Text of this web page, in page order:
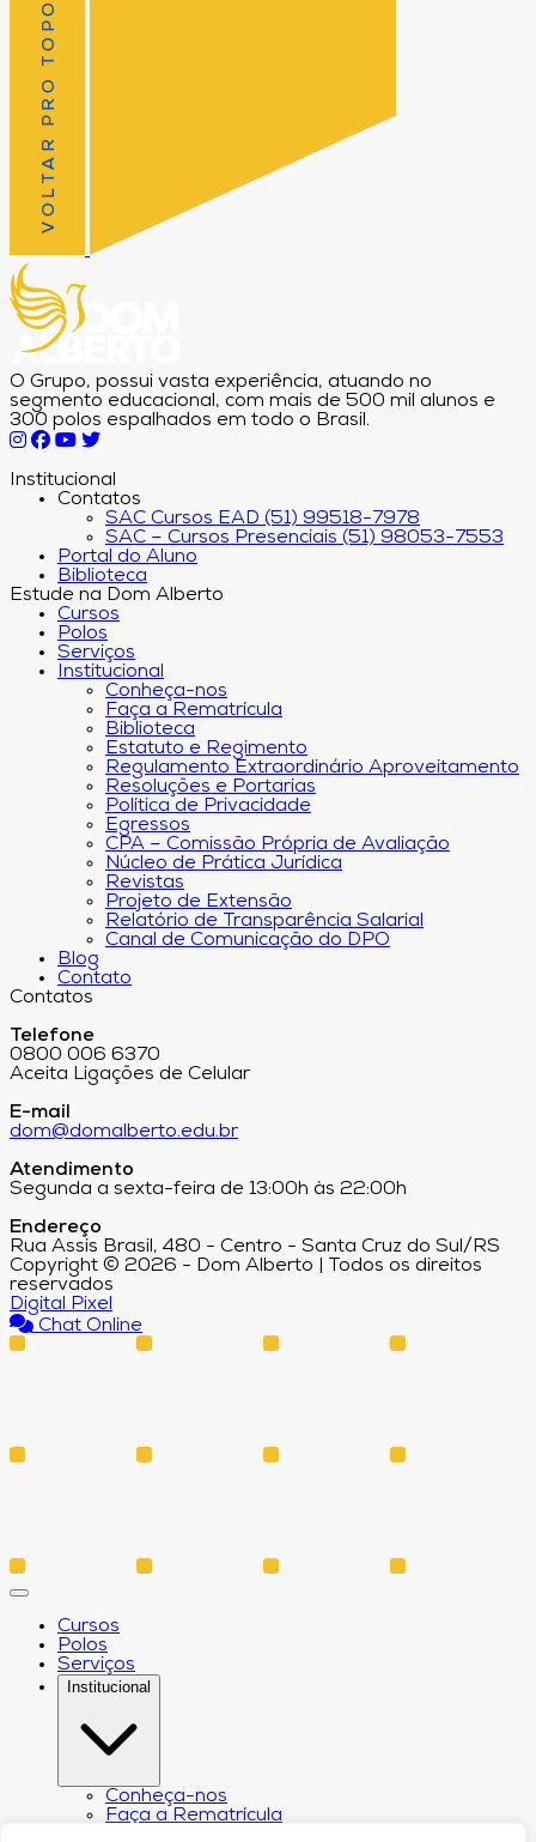
VOLTAR PRO TOPO
O Grupo, possui vasta experiência, atuando no
segmento educacional, com mais de 500 mil alunos e
300 polos espalhados em todo o Brasil.
Institucional
Contatos
SAC Cursos EAD (51) 99518-7978
SAC – Cursos Presenciais (51) 98053-7553
Portal do Aluno
Biblioteca
Estude na Dom Alberto
Cursos
Polos
Serviços
Institucional
Conheça-nos
Faça a Rematrícula
Biblioteca
Estatuto e Regimento
Regulamento Extraordinário Aproveitamento
Resoluções e Portarias
Política de Privacidade
Egressos
CPA – Comissão Própria de Avaliação
Núcleo de Prática Jurídica
Revistas
Projeto de Extensão
Relatório de Transparência Salarial
Canal de Comunicação do DPO
Blog
Contato
Contatos
Telefone
0800 006 6370
Aceita Ligações de Celular
E-mail
dom@domalberto.edu.br
Atendimento
Segunda a sexta-feira de 13:00h às 22:00h
Endereço
Rua Assis Brasil, 480 - Centro - Santa Cruz do Sul/RS
Copyright © 2026 - Dom Alberto | Todos os direitos
reservados
Digital Pixel
Chat Online
Cursos
Polos
Serviços
Institucional
Conheça-nos
Faça a Rematrícula